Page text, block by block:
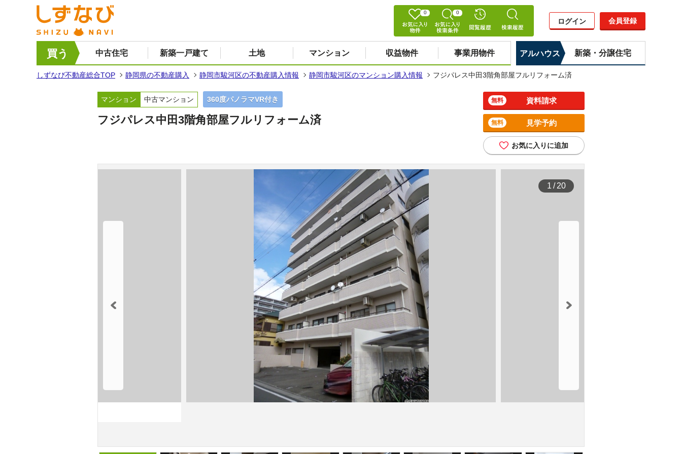
0 0
ログイン 会員登録
買う 中古住宅 新築一戸建て 土地 マンション 収益物件 事業用物件 アルハウス 新築・分譲住宅
しずなび不動産総合TOP 静岡県の不動産購入 静岡市駿河区の不動産購入情報 静岡市駿河区のマンション購入情報 フジパレス中田3階角部屋フルリフォーム済
マンション 中古マンション 360度パノラマVR付き
フジパレス中田3階角部屋フルリフォーム済
資料請求
無料
見学予約
無料
お気に入りに追加
1 / 20